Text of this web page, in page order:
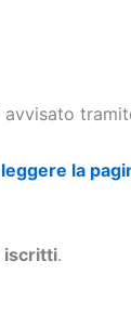
avvisato
leggere la
iscritti.